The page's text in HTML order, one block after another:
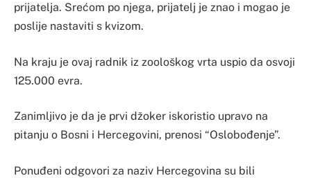
prijatelja. Srećom po njega, prijatelj je znao i mogao je
poslije nastaviti s kvizom.
Na kraju je ovaj radnik iz zoološkog vrta uspio da osvoji
125.000 evra.
Zanimljivo je da je prvi džoker iskoristio upravo na
pitanju o Bosni i Hercegovini, prenosi “Oslobođenje”.
Ponuđeni odgovori za naziv Hercegovina su bili